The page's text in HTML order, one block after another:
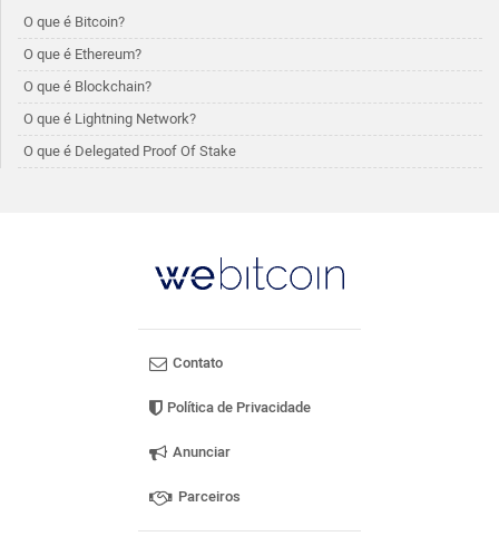
O que é Bitcoin?
O que é Ethereum?
O que é Blockchain?
O que é Lightning Network?
O que é Delegated Proof Of Stake
Contato
Política de Privacidade
Anunciar
Parceiros